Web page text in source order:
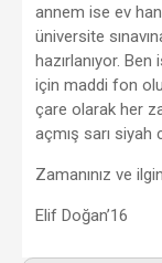
annem ise ev
üniversite
hazırlanıyor.
için maddi fon
çare olarak her
açmış sarı
Zamanınız ve
Elif Doğan’16